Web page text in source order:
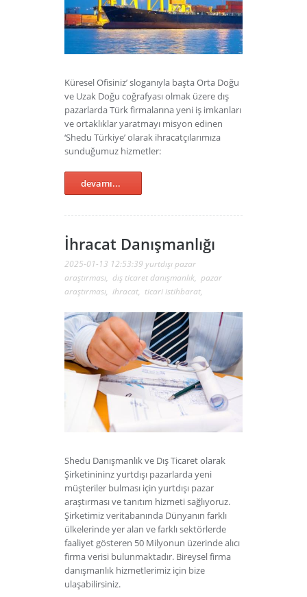
Küresel Ofisiniz’ sloganıyla başta Orta Doğu
ve Uzak Doğu coğrafyası olmak üzere dış
pazarlarda Türk firmalarına yeni iş imkanları
ve ortaklıklar yaratmayı misyon edinen
‘Shedu Türkiye’ olarak ihracatçılarımıza
sunduğumuz hizmetler:
devamı...
İhracat Danışmanlığı
2025-01-13 12:53:39 yurtdışı pazar
araştırması, dış ticaret danışmanlık, pazar
araştırması, ihracat, ticari istihbarat,
Shedu Danışmanlık ve Dış Ticaret olarak
Şirketinininz yurtdışı pazarlarda yeni
müşteriler bulması için yurtdışı pazar
araştırması ve tanıtım hizmeti sağlıyoruz.
Şirketimiz veritabanında Dünyanın farklı
ülkelerinde yer alan ve farklı sektörlerde
faaliyet gösteren 50 Milyonun üzerinde alıcı
firma verisi bulunmaktadır. Bireysel firma
danışmanlık hizmetlerimiz için bize
ulaşabilirsiniz.